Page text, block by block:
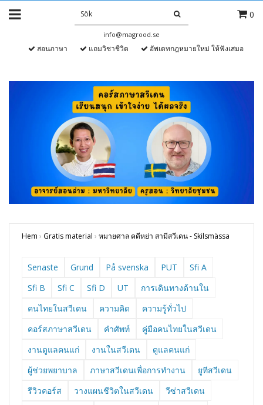
0
info@magrood.se
สอนภาษา แถมวิชาชีวิต อัพเดทกฎหมายใหม่ ให้ฟังเสมอ
Hem › Gratis material › หมายศาล คดีหย่า สามีสวีเดน - Skilsmässa
Senaste Grund På svenska PUT
Sfi A
Sfi B
Sfi C Sfi D UT
การเดินทางด้านใน
คนไทยในสวีเดน
ความคิด
ความรู้ทั่วไป
คอร์สภาษาสวีเดน
คำศัพท์
คู่มือคนไทยในสวีเดน
งานดูแลคนแก่
งานในสวีเดน
ดูแลคนแก่
ผู้ช่วยพยาบาล
ภาษาสวีเดนเพื่อการทำงาน
ยูทีสวีเดน
รีวิวคอร์ส
วางแผนชีวิตในสวีเดน
วีซ่าสวีเดน